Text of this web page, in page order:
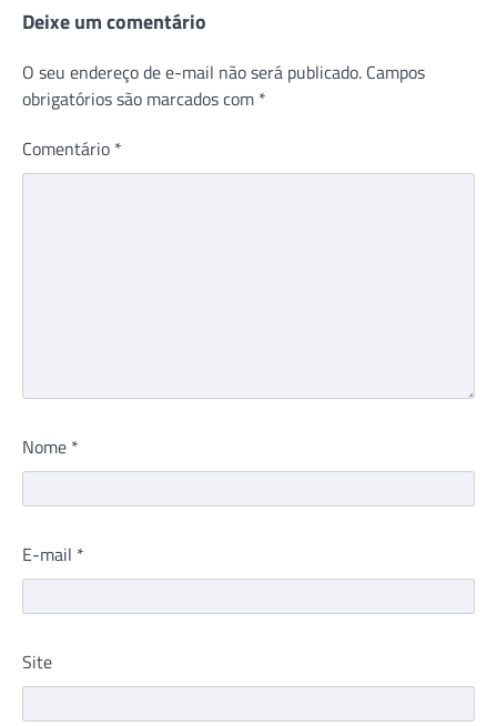
Deixe um comentário
O seu endereço de e-mail não será publicado. Campos
obrigatórios são marcados com *
Comentário *
Nome *
E-mail *
Site